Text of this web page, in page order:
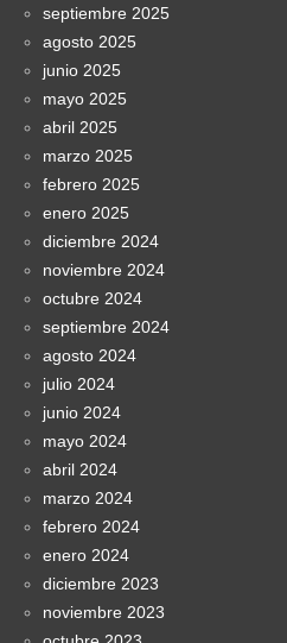
septiembre 2025
agosto 2025
junio 2025
mayo 2025
abril 2025
marzo 2025
febrero 2025
enero 2025
diciembre 2024
noviembre 2024
octubre 2024
septiembre 2024
agosto 2024
julio 2024
junio 2024
mayo 2024
abril 2024
marzo 2024
febrero 2024
enero 2024
diciembre 2023
noviembre 2023